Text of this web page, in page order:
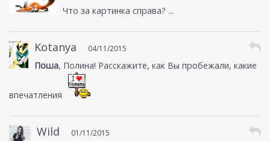
Что за картинка справа? ...
Kotanya 04/11/2015
Поша, Полина! Расскажите, как Вы пробежали, какие
впечатления
Wild 01/11/2015